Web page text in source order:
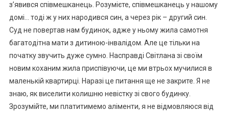
з’явився співмешканець. Розумієте, співмешканець у нашому
домі… тоді ж у них народився син, а через рік – другий син.
Суд не повертав нам будинок, адже у ньому жила самотня
багатодітна мати з дитиною-інвалідом. Але це тільки на
початку звучить дуже сумно. Насправді Світлана зі своїм
новим коханим жила приспівуючи, це ми втрьох мучилися в
маленькій квартирці. Наразі це питання ще не закрите. Я не
знаю, як виселити колишню невістку зі свого будинку.
Зрозумійте, ми платитимемо аліменти, я не відмовляюся від